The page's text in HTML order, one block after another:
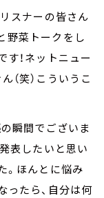
リスナーの皆さん
野菜トークをし
す！ネットニュー
（笑）こういうこ
の瞬間でございま
表したいと思い
。ほんとに悩み
ったら、自分は何